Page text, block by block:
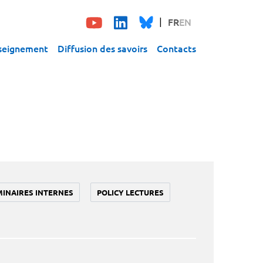
FREN
Diffusion des savoirs Contacts
INTERNES POLICY LECTURES